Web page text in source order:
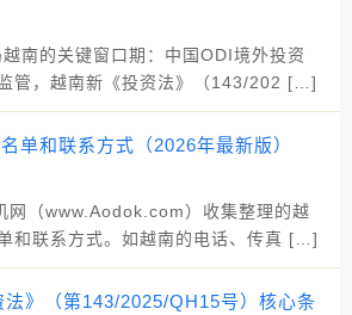
南的关键窗口期：中国ODI境外投资
管，越南新《投资法》（143/202 […]
单和联系方式（2026年最新版）
网（www.Aodok.com）收集整理的越
和联系方式。如越南的电话、传真 […]
》（第143/2025/QH15号）核心条